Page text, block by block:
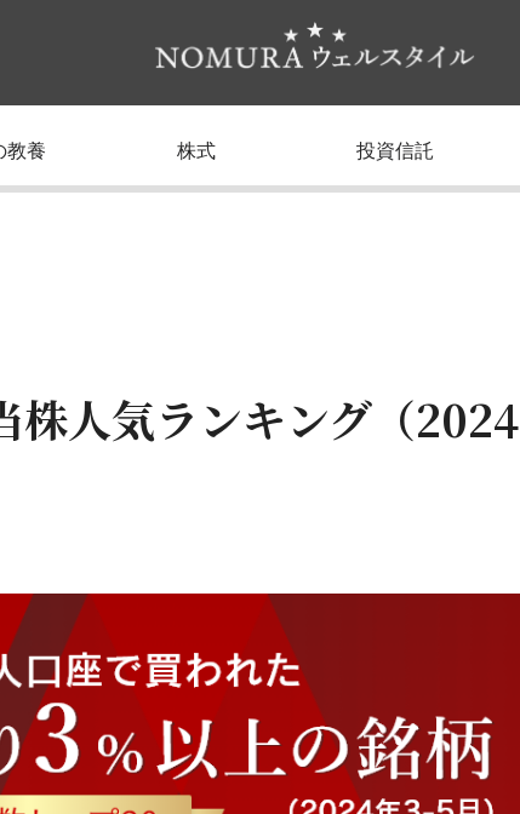
教養 株式 投資信託
株人気ランキング（2024